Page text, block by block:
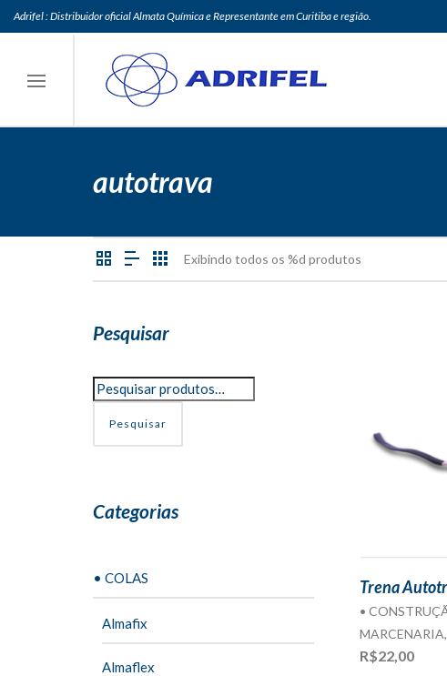
Adrifel : Distribuidor oficial Almata Química e Representante em Curitiba e região.
autotrava
Exibindo todos os %d produtos
Trena
•
MARCENARIA,
R$22,00
Pesquisar
Pesquisar
Categorias
• COLAS
Almafix
Almaflex